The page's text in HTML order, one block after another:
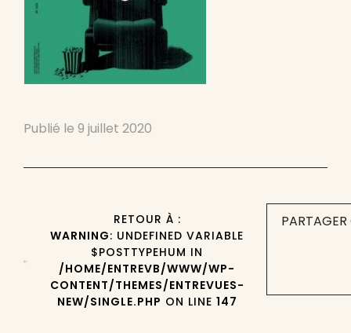
Publié le 9 juillet 2020
RETOUR À :
WARNING: UNDEFINED VARIABLE
$POSTTYPEHUM IN
/HOME/ENTREVB/WWW/WP-
CONTENT/THEMES/ENTREVUES-
NEW/SINGLE.PHP ON LINE 147